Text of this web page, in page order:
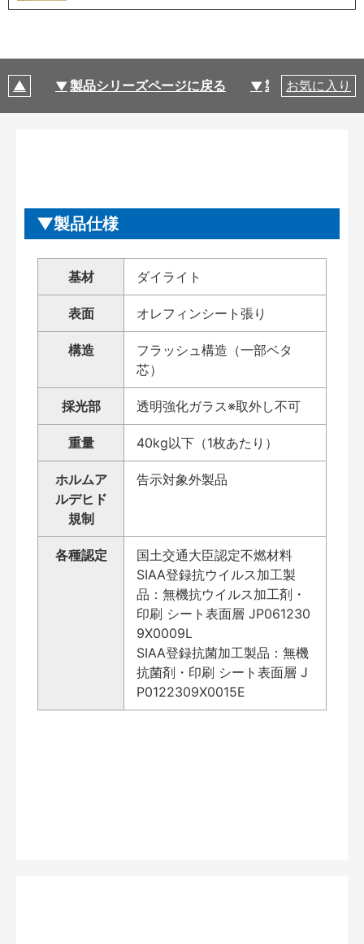
製品シリーズページに戻る 製品仕様
お気に入り
製品仕様
基材 ダイライト
表面 オレフィンシート張り
構造
フラッシュ構造（一部ベタ
芯）
採光部 透明強化ガラス※取外し不可
重量 40kg以下（1枚あたり）
ホルムア
ルデヒド
規制
告示対象外製品
各種認定
国土交通大臣認定不燃材料
SIAA登録抗ウイルス加工製
品：無機抗ウイルス加工剤・
印刷 シート表面層 JP061230
9X0009L
SIAA登録抗菌加工製品：無機
抗菌剤・印刷 シート表面層 J
P0122309X0015E